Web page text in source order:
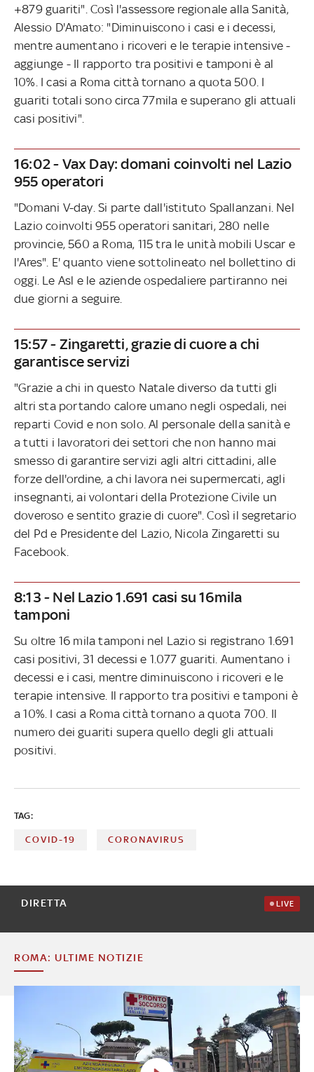
+879 guariti". Così l'assessore regionale alla Sanità,
Alessio D'Amato: "Diminuiscono i casi e i decessi,
mentre aumentano i ricoveri e le terapie intensive -
aggiunge - Il rapporto tra positivi e tamponi è al
10%. I casi a Roma città tornano a quota 500. I
guariti totali sono circa 77mila e superano gli attuali
casi positivi".
16:02 - Vax Day: domani coinvolti nel Lazio
955 operatori
"Domani V-day. Si parte dall'istituto Spallanzani. Nel
Lazio coinvolti 955 operatori sanitari, 280 nelle
provincie, 560 a Roma, 115 tra le unità mobili Uscar e
l'Ares". E' quanto viene sottolineato nel bollettino di
oggi. Le Asl e le aziende ospedaliere partiranno nei
due giorni a seguire.
15:57 - Zingaretti, grazie di cuore a chi
garantisce servizi
"Grazie a chi in questo Natale diverso da tutti gli
altri sta portando calore umano negli ospedali, nei
reparti Covid e non solo. Al personale della sanità e
a tutti i lavoratori dei settori che non hanno mai
smesso di garantire servizi agli altri cittadini, alle
forze dell'ordine, a chi lavora nei supermercati, agli
insegnanti, ai volontari della Protezione Civile un
doveroso e sentito grazie di cuore". Così il segretario
del Pd e Presidente del Lazio, Nicola Zingaretti su
Facebook.
8:13 - Nel Lazio 1.691 casi su 16mila
tamponi
Su oltre 16 mila tamponi nel Lazio si registrano 1.691
casi positivi, 31 decessi e 1.077 guariti. Aumentano i
decessi e i casi, mentre diminuiscono i ricoveri e le
terapie intensive. Il rapporto tra positivi e tamponi è
a 10%. I casi a Roma città tornano a quota 700. Il
numero dei guariti supera quello degli gli attuali
positivi.
TAG:
COVID-19 CORONAVIRUS
DIRETTA LIVE
ROMA: ULTIME NOTIZIE